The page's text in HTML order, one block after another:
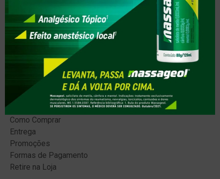
SERVIÇOS
Aferir Pressão
Controle de Peso
Colocação de Brinco
Testes Covid-19
AJUDA
Como Comprar
Entrega
Promoções
Formas de Pagamento
Retire na Loja